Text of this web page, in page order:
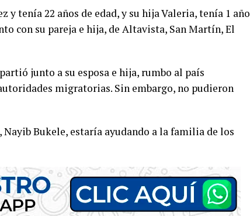
y tenía 22 años de edad, y su hija Valeria, tenía 1 año
con su pareja e hija, de Altavista, San Martín, El
junto a su esposa e hija, rumbo al país
migratorias. Sin embargo, no pudieron
Bukele, estaría ayudando a la familia de los